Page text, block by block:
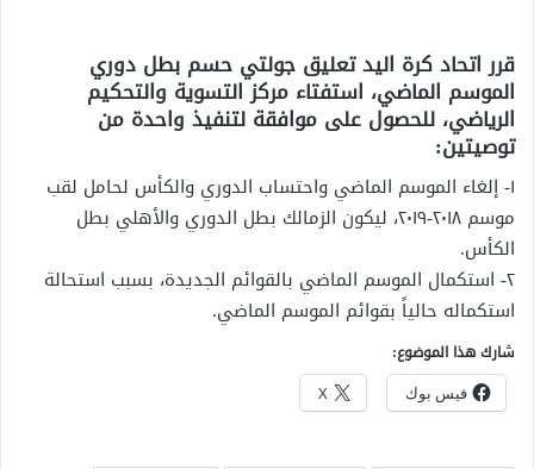
قرر اتحاد كرة اليد تعليق جولتي حسم بطل دوري
الموسم الماضي، استفتاء مركز التسوية والتحكيم
الرياضي، للحصول على موافقة لتنفيذ واحدة من
توصيتين:
١- إلغاء الموسم الماضي واحتساب الدوري والكأس لحامل لقب
موسم ٢٠١٨-٢٠١٩، ليكون الزمالك بطل الدوري والأهلي بطل
الكأس.
٢- استكمال الموسم الماضي بالقوائم الجديدة، بسبب استحالة
استكماله حالياً بقوائم الموسم الماضي.
شارك هذا الموضوع:
فيس بوك X